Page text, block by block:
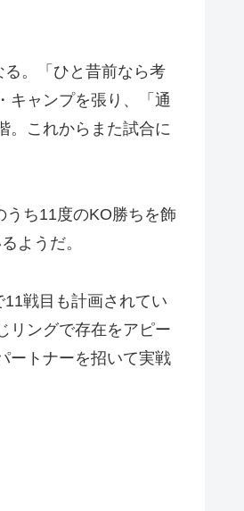
。「ひと昔前なら考
キャンプを張り、「通
。これからまた試合に
ち11度のKO勝ちを飾
ようだ。
戦目も計画されてい
リングで存在をアピー
ートナーを招いて実戦